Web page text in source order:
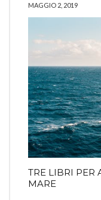
MAGGIO 2, 2019
TRE LIBRI PER
MARE